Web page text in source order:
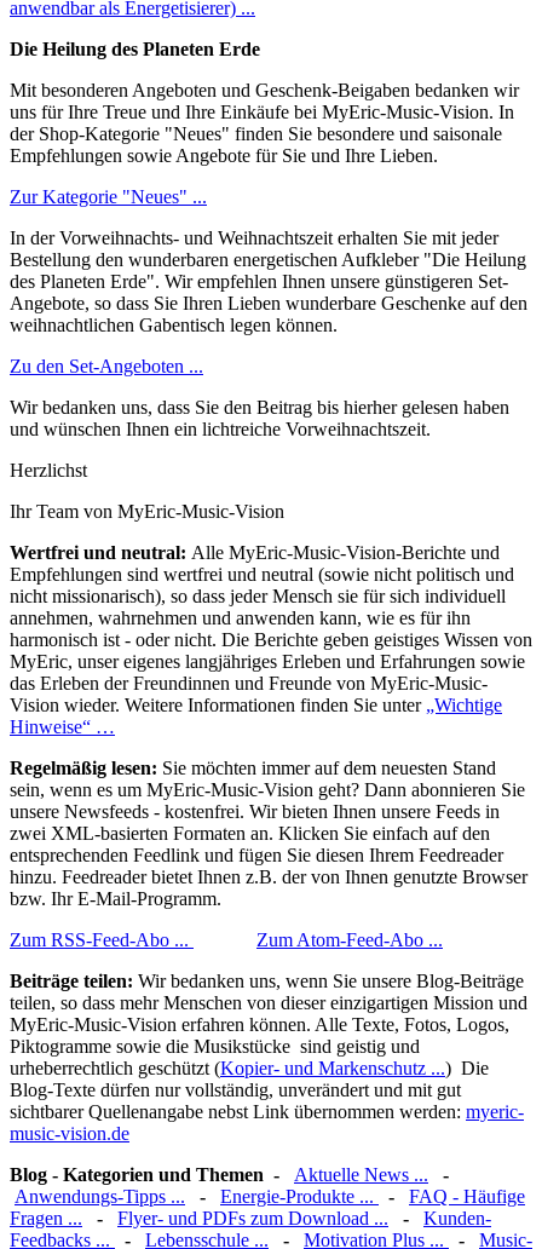
anwendbar als Energetisierer) ...
Die Heilung des Planeten Erde
Mit besonderen Angeboten und Geschenk-Beigaben bedanken wir
uns für Ihre Treue und Ihre Einkäufe bei MyEric-Music-Vision. In
der Shop-Kategorie "Neues" finden Sie besondere und saisonale
Empfehlungen sowie Angebote für Sie und Ihre Lieben.
Zur Kategorie "Neues" ...
In der Vorweihnachts- und Weihnachtszeit erhalten Sie mit jeder
Bestellung den wunderbaren energetischen Aufkleber "Die Heilung
des Planeten Erde". Wir empfehlen Ihnen unsere günstigeren Set-
Angebote, so dass Sie Ihren Lieben wunderbare Geschenke auf den
weihnachtlichen Gabentisch legen können.
Zu den Set-Angeboten ...
Wir bedanken uns, dass Sie den Beitrag bis hierher gelesen haben
und wünschen Ihnen ein lichtreiche Vorweihnachtszeit.
Herzlichst
Ihr Team von MyEric-Music-Vision
Wertfrei und neutral: Alle MyEric-Music-Vision-Berichte und
Empfehlungen sind wertfrei und neutral (sowie nicht politisch und
nicht missionarisch), so dass jeder Mensch sie für sich individuell
annehmen, wahrnehmen und anwenden kann, wie es für ihn
harmonisch ist - oder nicht. Die Berichte geben geistiges Wissen von
MyEric, unser eigenes langjähriges Erleben und Erfahrungen sowie
das Erleben der Freundinnen und Freunde von MyEric-Music-
Vision wieder. Weitere Informationen finden Sie unter „Wichtige
Hinweise“ …
Regelmäßig lesen: Sie möchten immer auf dem neuesten Stand
sein, wenn es um MyEric-Music-Vision geht? Dann abonnieren Sie
unsere Newsfeeds - kostenfrei. Wir bieten Ihnen unsere Feeds in
zwei XML-basierten Formaten an. Klicken Sie einfach auf den
entsprechenden Feedlink und fügen Sie diesen Ihrem Feedreader
hinzu. Feedreader bietet Ihnen z.B. der von Ihnen genutzte Browser
bzw. Ihr E-Mail-Programm.
Zum RSS-Feed-Abo ...
Zum Atom-Feed-Abo ...
Beiträge teilen: Wir bedanken uns, wenn Sie unsere Blog-Beiträge
teilen, so dass mehr Menschen von dieser einzigartigen Mission und
MyEric-Music-Vision erfahren können. Alle Texte, Fotos, Logos,
Piktogramme sowie die Musikstücke sind geistig und
urheberrechtlich geschützt (Kopier- und Markenschutz ...) Die
Blog-Texte dürfen nur vollständig, unverändert und mit gut
sichtbarer Quellenangabe nebst Link übernommen werden: myeric-
music-vision.de
Blog - Kategorien und Themen - Aktuelle News ...
-
Anwendungs-Tipps ... - Energie-Produkte ... -
FAQ - Häufige
Fragen ... - Flyer- und PDFs zum Download ... - Kunden-
Feedbacks ...
- Lebensschule ... - Motivation Plus ... - Music-